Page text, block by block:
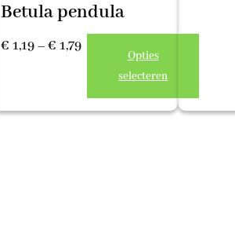
Betula pendula
€ 1,19–€ 1,79Prijsklasse:
tot
€ 1,79
Opties
selecteren